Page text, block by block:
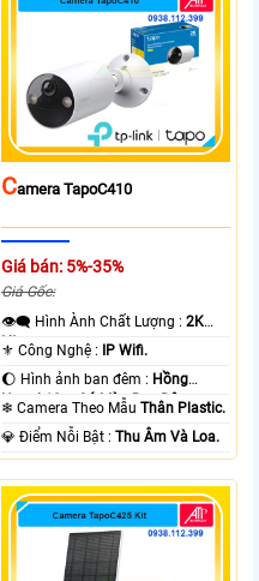
CAmera TapoC410
Giá bán: 5%-35%
Giá Gốc:
👁️‍🗨 Hình Ành Chất Lượng :2K
Lite .
⚜️ Công Nghệ : IP Wifi.
🌔 Hình ảnh ban đêm : Hồng
Ngoại 10m Có Màu Ban Ðêm.
❄ Camera Theo MẫuThân Plastic.
️💎 Điểm Nỗi Bật :Thu Âm Và Loa.